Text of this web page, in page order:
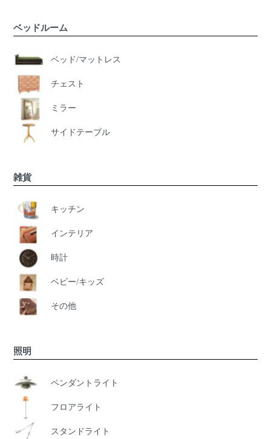
ベッドルーム
ベッド/マットレス
チェスト
ミラー
サイドテーブル
雑貨
キッチン
インテリア
時計
ベビー/キッズ
その他
照明
ペンダントライト
フロアライト
スタンドライト